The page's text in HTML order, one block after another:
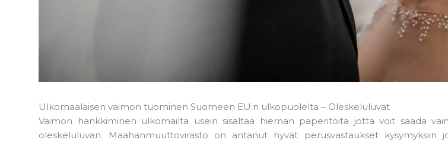
Ulkomaalaisen vaimon tuominen Suomeen EU:n ulkopuolelta – Oleskeluluvat
Vaimon hankkiminen ulkomailta usein sisältää hieman paperitöitä jotta voit saada
oleskeluluvan. Maahanmuuttovirasto on antanut hyvät perusvastaukset kysymyksiin